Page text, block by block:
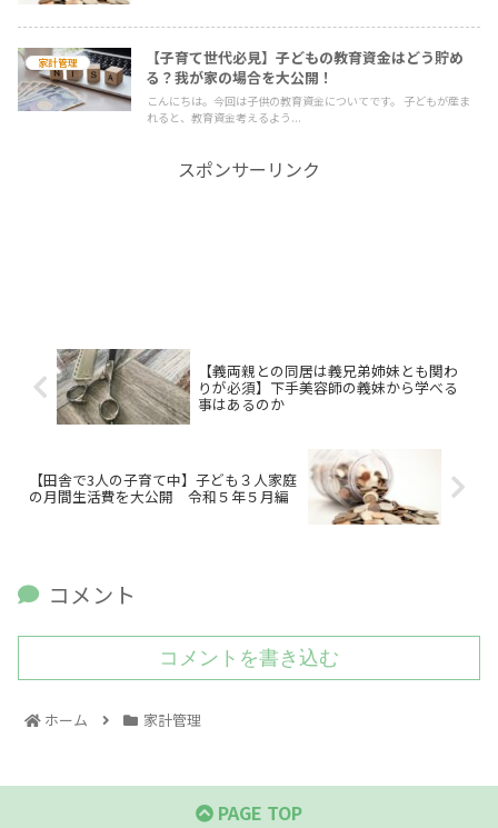
家計管理
【子育て世代必見】子どもの教育資金はどう貯め
る？我が家の場合を大公開！
こんにちは。今回は子供の教育資金についてです。 子どもが産ま
れると、教育資金考えるよう...
スポンサーリンク
【義両親との同居は義兄弟姉妹とも関わ
りが必須】下手美容師の義妹から学べる
事はあるのか
【田舎で3人の子育て中】子ども３人家庭
の月間生活費を大公開 令和５年５月編
コメント
コメントを書き込む
ホーム 家計管理
PAGE TOP